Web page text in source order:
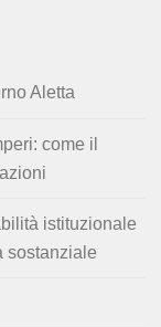
Aletta
come il
istituzionale
sostanziale